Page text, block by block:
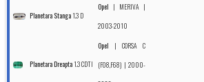
Planetara Stanga 1.3 D
Opel | MERIVA |
2003-2010
Planetara Dreapta 1.3 CDTI
Opel |CORSA C
(F08,F68) | 2000-